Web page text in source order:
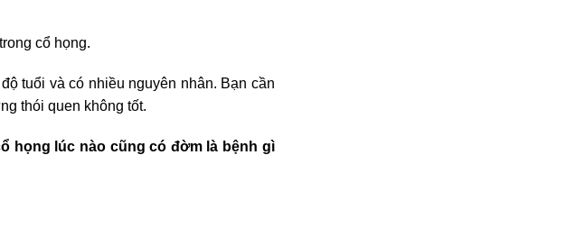
cổ họng.
tuổi và có nhiều nguyên nhân. Bạn cần
thói quen không tốt.
họng lúc nào cũng có đờm là bệnh gì